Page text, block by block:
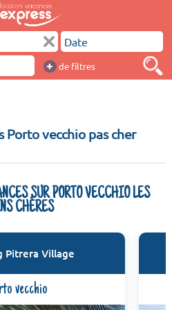
+ de filtres
Porto vecchio pas cher
SUR PORTO VECCHIO LES
CHÈRES
Pitrera Village
vecchio